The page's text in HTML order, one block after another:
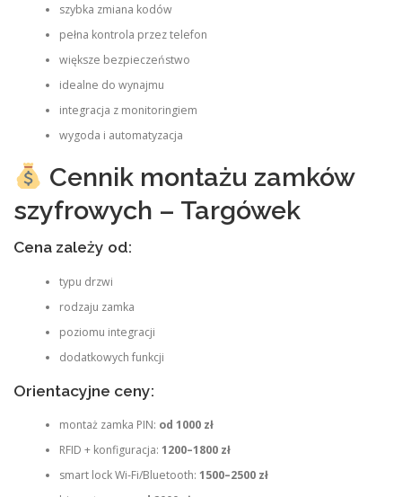
szybka zmiana kodów
pełna kontrola przez telefon
większe bezpieczeństwo
idealne do wynajmu
integracja z monitoringiem
wygoda i automatyzacja
Cennik montażu zamków
szyfrowych – Targówek
Cena zależy od:
typu drzwi
rodzaju zamka
poziomu integracji
dodatkowych funkcji
Orientacyjne ceny:
montaż zamka PIN: od 1000 zł
RFID + konfiguracja: 1200–1800 zł
smart lock Wi‑Fi/Bluetooth: 1500–2500 zł